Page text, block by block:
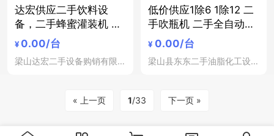
达宏供应二手饮料设
备，二手蜂蜜灌装机 二
手玻璃瓶三合一灌装机
二手直线灌装机 二手洗
瓶机，二手罐装机，二
¥ 0.00/台
梁山达宏二手设备购销有限公司
低价供应1除6 1除12 二
手吹瓶机 二手全自动吹
瓶机 二手方式吹瓶机 二
手塑料瓶玻璃瓶设备
¥ 0.00/台
梁山县东东二手油脂化工设备购销处
« 上一页 1/33 下一页 »